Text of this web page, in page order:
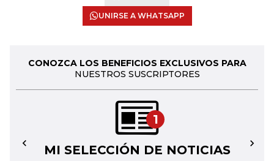
UNIRSE A WHATSAPP
CONOZCA LOS BENEFICIOS EXCLUSIVOS PARA
NUESTROS SUSCRIPTORES
1
MI SELECCIÓN DE NOTICIAS
← →